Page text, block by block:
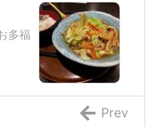
多福
Prev